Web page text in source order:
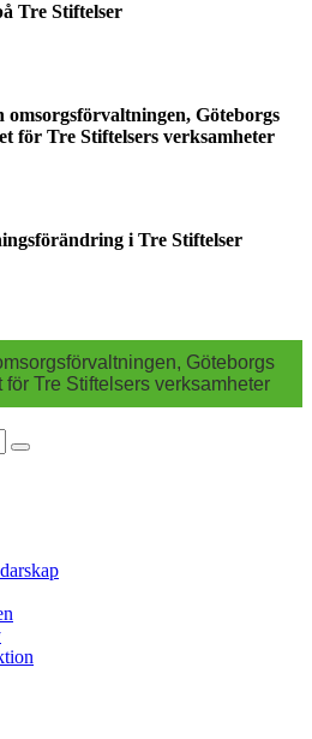
Tre Stiftelser
omsorgsförvaltningen, Göteborgs
för Tre Stiftelsers verksamheter
i Tre Stiftelser
Göteborgs
för Tre Stiftelsers verksamheter